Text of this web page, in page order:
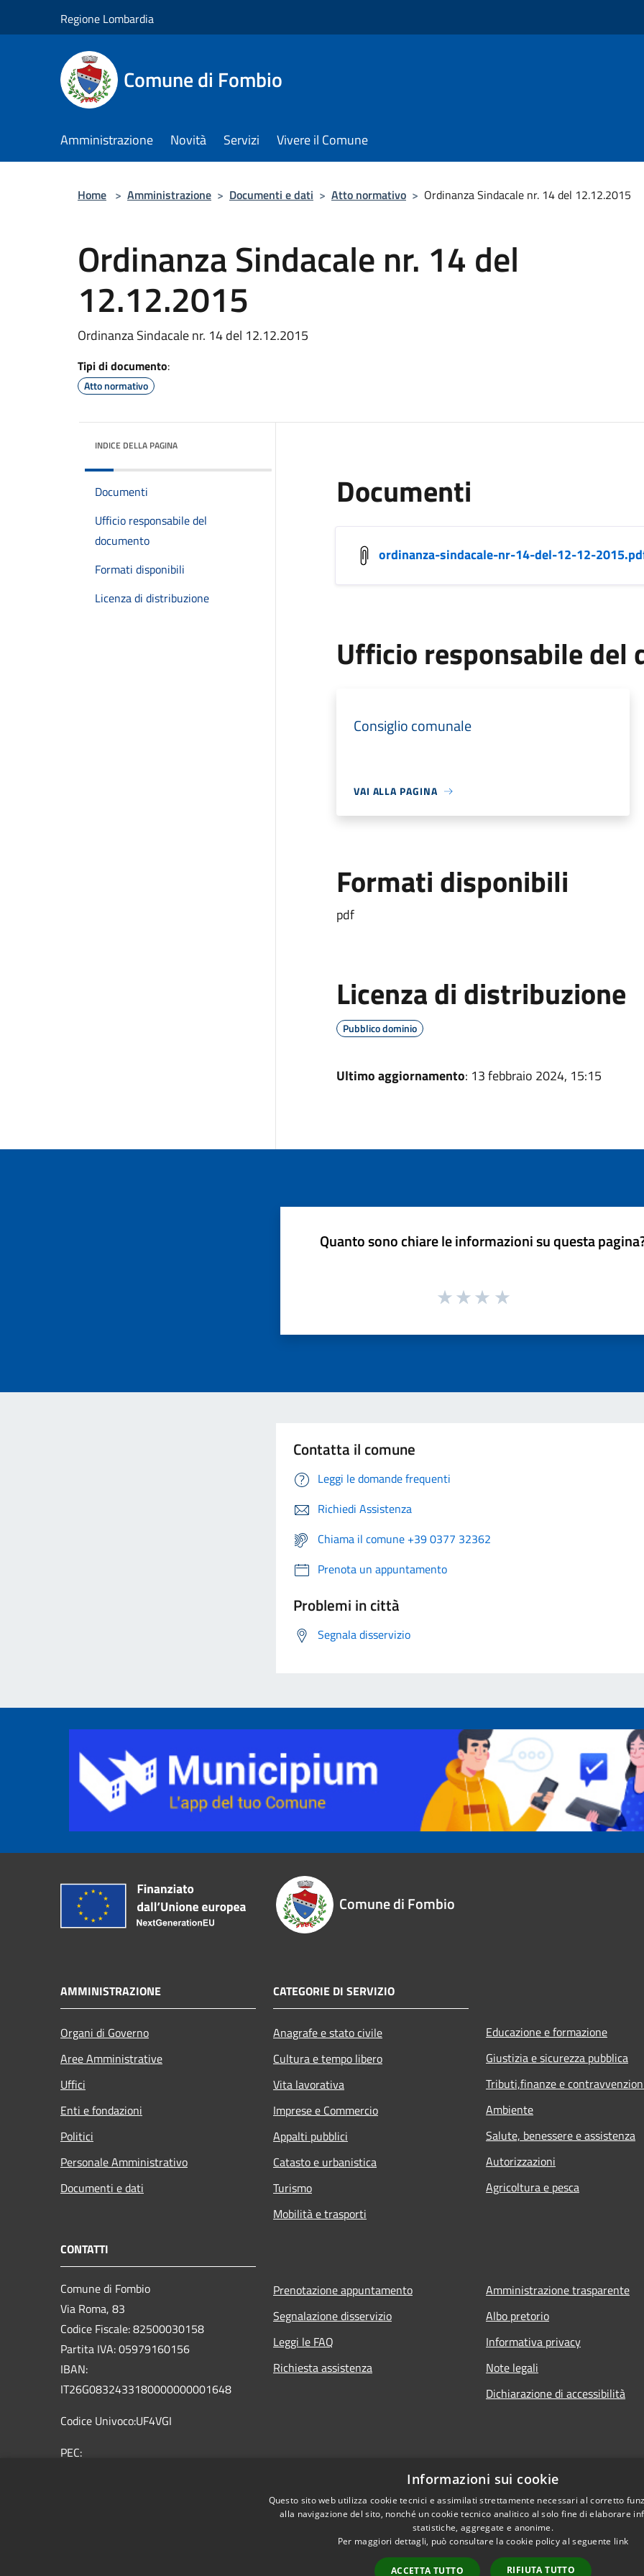
Regione Lombardia
Comune di Fombio
Amministrazione Novità Servizi Vivere il Comune
Home > Amministrazione > Documenti e dati > Atto normativo > Ordinanza Sindacale nr. 14 del 12.12.2015
Ordinanza Sindacale nr. 14 del
12.12.2015
Ordinanza Sindacale nr. 14 del 12.12.2015
Tipi di documento:
Atto normativo
INDICE DELLA PAGINA
Documenti
Ufficio responsabile del
documento
Formati disponibili
Licenza di distribuzione
Documenti
ordinanza-sindacale-nr-14-del-12-12-
Ufficio responsabile del
Consiglio comunale
VAI ALLA PAGINA
Formati disponibili
pdf
Licenza di distribuzione
Pubblico dominio
Ultimo aggiornamento: 13 febbraio 2024, 15:15
Quanto sono chiare le informazioni su questa
Contatta il comune
Leggi le domande frequenti
Richiedi Assistenza
Chiama il comune +39 0377 32362
Prenota un appuntamento
Problemi in città
Segnala disservizio
Comune di Fombio
AMMINISTRAZIONE
Organi di Governo
Aree Amministrative
Uffici
Enti e fondazioni
Politici
Personale Amministrativo
Documenti e dati
CATEGORIE DI SERVIZIO
Anagrafe e stato civile
Cultura e tempo libero
Vita lavorativa
Imprese e Commercio
Appalti pubblici
Catasto e urbanistica
Turismo
Mobilità e trasporti
Educazione e formazione
Giustizia e sicurezza pubblica
Tributi,finanze e
Ambiente
Salute, benessere e assistenza
Autorizzazioni
Agricoltura e pesca
CONTATTI
Comune di Fombio
Via Roma, 83
Codice Fiscale: 82500030158
Partita IVA: 05979160156
IBAN:
IT26G0832433180000000001648
Codice Univoco:UF4VGI
PEC:
Prenotazione appuntamento
Segnalazione disservizio
Leggi le FAQ
Richiesta assistenza
Amministrazione trasparente
Albo pretorio
Informativa privacy
Note legali
Dichiarazione di accessibilità
Informazioni sui cookie
Questo sito web utilizza cookie tecnici e assimilati strettamente necessari al corretto
alla navigazione del sito, nonché un cookie tecnico analitico al solo fine di elaborare
statistiche, aggregate e anonime.
Per maggiori dettagli, può consultare la cookie policy al seguente link
ACCETTA TUTTO RIFIUTA TUTTO